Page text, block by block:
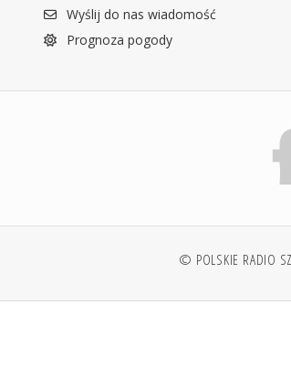
Wyślij do nas wiadomość
Prognoza pogody
© POLSKIE RADIO